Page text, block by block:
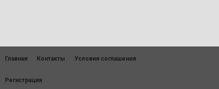
Главная Контакты Условия соглашения
Регистрация